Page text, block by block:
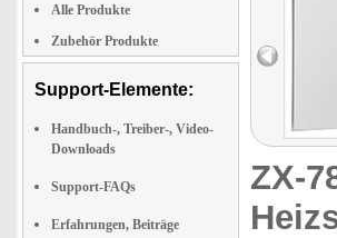
Alle Produkte
Zubehör Produkte
Support-Elemente:
Handbuch-, Treiber-, Video-
Downloads
Support-FAQs
Erfahrungen, Beiträge
ZX-